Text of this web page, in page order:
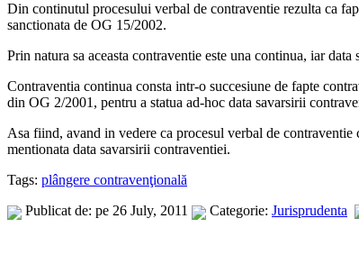
Din continutul procesului verbal de contraventie rezulta ca
sanctionata de OG 15/2002.
Prin natura sa aceasta contraventie este una continua, iar
Contraventia continua consta intr-o succesiune de fapte
din OG 2/2001, pentru a statua ad-hoc data savarsirii
Asa fiind, avand in vedere ca procesul verbal de
mentionata data savarsirii contraventiei.
Tags: plângere contravenţională
Publicat de: pe 26 July, 2011
Categorie: Jurisprudenta